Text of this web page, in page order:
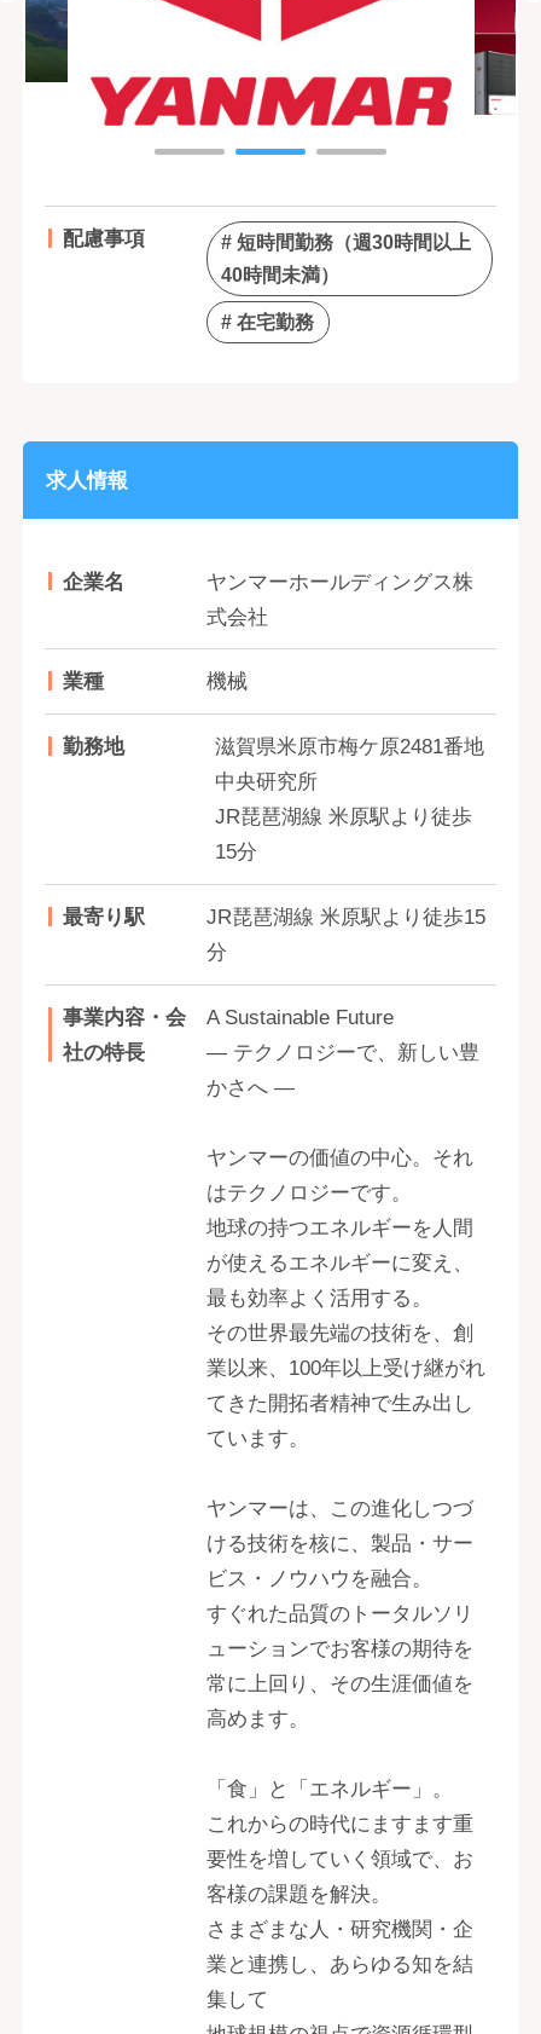
配慮事項
# 短時間勤務（週30時間以上
40時間未満）
# 在宅勤務
求人情報
企業名
ヤンマーホールディングス株
式会社
業種 機械
勤務地
滋賀県米原市梅ケ原2481番地
中央研究所
JR琵琶湖線 米原駅より徒歩
15分
最寄り駅
JR琵琶湖線 米原駅より徒歩15
分
事業内容・会
社の特長
A Sustainable Future
― テクノロジーで、新しい豊
かさへ ―
ヤンマーの価値の中心。それ
はテクノロジーです。
地球の持つエネルギーを人間
が使えるエネルギーに変え、
最も効率よく活用する。
その世界最先端の技術を、創
業以来、100年以上受け継がれ
てきた開拓者精神で生み出し
ています。
ヤンマーは、この進化しつづ
ける技術を核に、製品・サー
ビス・ノウハウを融合。
すぐれた品質のトータルソリ
ューションでお客様の期待を
常に上回り、その生涯価値を
高めます。
「食」と「エネルギー」。
これからの時代にますます重
要性を増していく領域で、お
客様の課題を解決。
さまざまな人・研究機関・企
業と連携し、あらゆる知を結
集して